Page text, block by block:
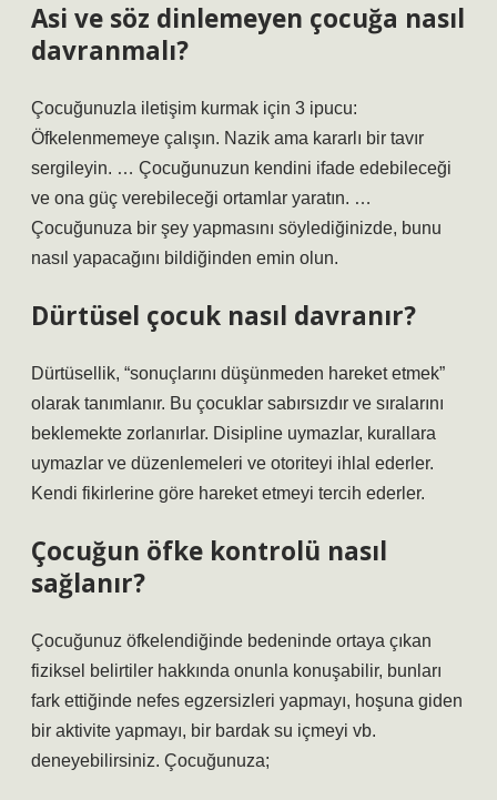
Asi ve söz dinlemeyen çocuğa nasıl
davranmalı?
Çocuğunuzla iletişim kurmak için 3 ipucu:
Öfkelenmemeye çalışın. Nazik ama kararlı bir tavır
sergileyin. … Çocuğunuzun kendini ifade edebileceği
ve ona güç verebileceği ortamlar yaratın. …
Çocuğunuza bir şey yapmasını söylediğinizde, bunu
nasıl yapacağını bildiğinden emin olun.
Dürtüsel çocuk nasıl davranır?
Dürtüsellik, “sonuçlarını düşünmeden hareket etmek”
olarak tanımlanır. Bu çocuklar sabırsızdır ve sıralarını
beklemekte zorlanırlar. Disipline uymazlar, kurallara
uymazlar ve düzenlemeleri ve otoriteyi ihlal ederler.
Kendi fikirlerine göre hareket etmeyi tercih ederler.
Çocuğun öfke kontrolü nasıl
sağlanır?
Çocuğunuz öfkelendiğinde bedeninde ortaya çıkan
fiziksel belirtiler hakkında onunla konuşabilir, bunları
fark ettiğinde nefes egzersizleri yapmayı, hoşuna giden
bir aktivite yapmayı, bir bardak su içmeyi vb.
deneyebilirsiniz. Çocuğunuza;